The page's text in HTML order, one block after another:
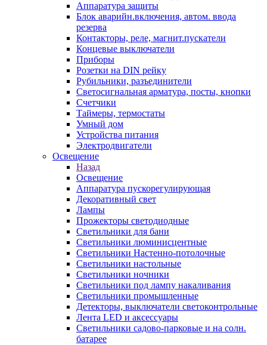
Аппаратура защиты
Блок аварийн.включения, автом. ввода
резерва
Контакторы, реле, магнит.пускатели
Концевые выключатели
Приборы
Розетки на DIN рейку
Рубильники, разъединители
Светосигнальная арматура, посты, кнопки
Счетчики
Таймеры, термостаты
Умный дом
Устройства питания
Электродвигатели
Освещение
Назад
Освещение
Аппаратура пускорегулирующая
Декоративный свет
Лампы
Прожекторы светодиодные
Светильники для бани
Светильники люминисцентные
Светильники Настенно-потолочные
Светильники настольные
Светильники ночники
Светильники под лампу накаливания
Светильники промышленные
Детекторы, выключатели светоконтрольные
Лента LED и аксессуары
Светильники садово-парковые и на солн.
батарее